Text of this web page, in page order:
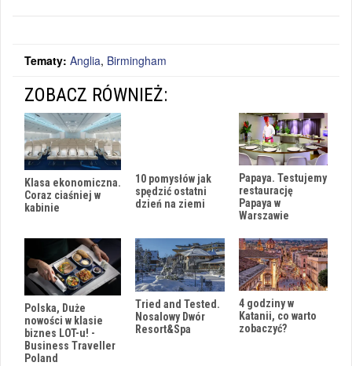
Tematy: Anglia, Birmingham
ZOBACZ RÓWNIEŻ:
Klasa ekonomiczna.
Coraz ciaśniej w
kabinie
10 pomysłów jak
spędzić ostatni
dzień na ziemi
Papaya. Testujemy
restaurację
Papaya w
Warszawie
Polska, Duże
nowości w klasie
biznes LOT-u! -
Business Traveller
Poland
Tried and Tested.
Nosalowy Dwór
Resort&Spa
4 godziny w
Katanii, co warto
zobaczyć?